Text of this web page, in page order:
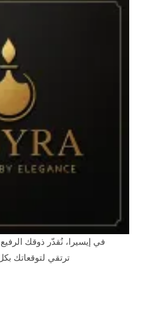
في إيسيرا، نُقدّر ذوقك
ترتقي لتوقعاتك